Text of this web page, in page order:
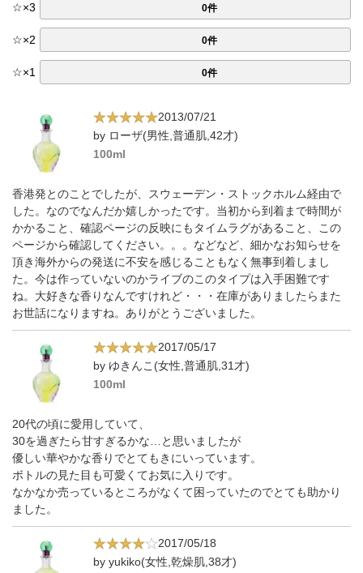
☆×3 0件
☆×2 0件
☆×1 0件
2013/07/21
by ローザ(男性,普通肌,42才)
100ml
香港発とのことでしたが、スウェーデン・ストックホルム経由で
した。なのでなんだか嬉しかったです。当初から到着まで時間が
かかること、確認ページの反映にもタイムラグがあること、この
ページから確認してください。。。などなど、細かなお知らせを
頂き海外からの発送に不安を感じることもなく無事到着しまし
た。今は作っていないのかライブのこのタイプは入手困難です
ね。大好きな香りなんですけれど・・・在庫がありましたらまた
お世話になりますね。ありがとうございました。
2017/05/17
by ゆきんこ(女性,普通肌,31才)
100ml
20代の頃に愛用していて、
30を過ぎたら甘すぎるかな…と思いましたが
優しい華やかな香りでとてもきにいっています。
ボトルの見た目も可愛くてお気に入りです。
なかなか売っているところがなくて困っていたのでとても助かり
ました。
2017/05/18
by yukiko(女性,乾燥肌,38才)